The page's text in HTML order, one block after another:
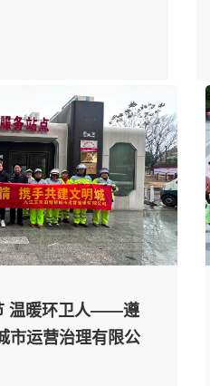
温暖环卫人——遵
市运营治理有限公